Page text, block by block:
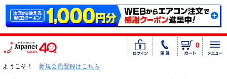
0
ようこそ！ 新規会員登録はこちら